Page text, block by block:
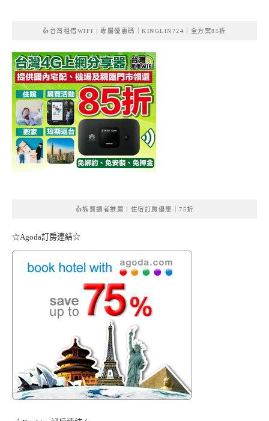
👍台灣租借WIFI｜專屬優惠碼｜KINGLIN724｜全方案85折
👍熊寶讀者推薦｜住宿訂房優惠｜75折
☆Agoda訂房連結☆